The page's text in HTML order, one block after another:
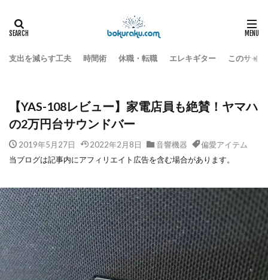
支出を減らす工夫 時間術 休職・転職 エレキギター このサイ
【YAS-108レビュー】家電店員も絶賛！ヤマハの2万円台サウンドバー
【YAS-108レビュー】家電店員も絶賛！ヤマハ
の2万円台サウンドバー
2019年5月27日 2022年2月8日 音響機器 偏愛アイテム
当ブログは記事内にアフィリエイト広告を含む場合があります。